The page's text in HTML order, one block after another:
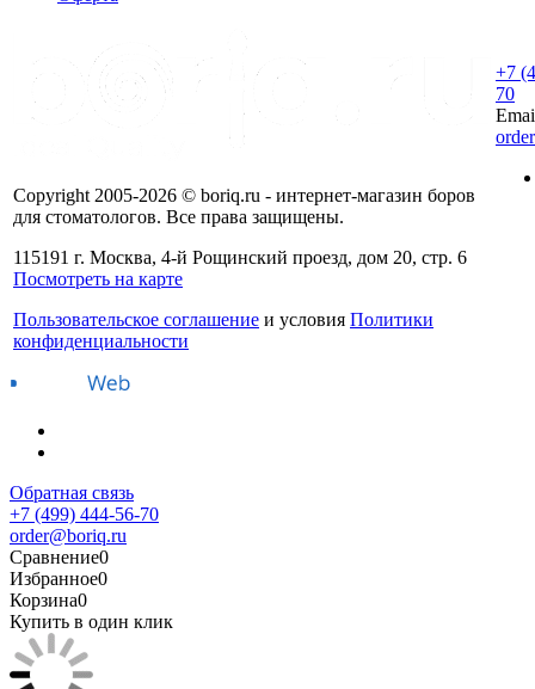
Copyright 2005-2026 © boriq.ru - интернет-магазин боров
для стоматологов. Все права защищены.
115191 г. Москва, 4-й Рощинский проезд, дом 20, стр. 6
Посмотреть на карте
Пользовательское соглашение и условия Политики
конфиденциальности
+7
70
Обратная связь
+7 (499) 444-56-70
order@boriq.ru
Сравнение0
Избранное0
Корзина0
Купить в один клик